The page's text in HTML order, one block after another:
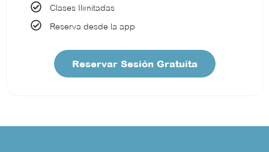
Clases Ilimitadas
Reserva desde la app
Reservar Sesión Gratuita